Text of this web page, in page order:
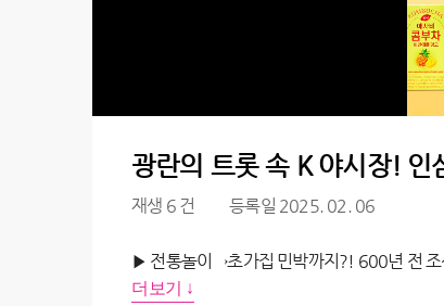
광란의 트롯 속 K 야시장!
재생 6 건 등록일 2025. 02. 06
더보기 ↓